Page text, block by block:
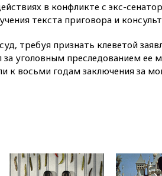
в конфликте с экс-
текста приговора и
требуя признать клеветой
за уголовным преследованием ее
к восьми годам заключения за